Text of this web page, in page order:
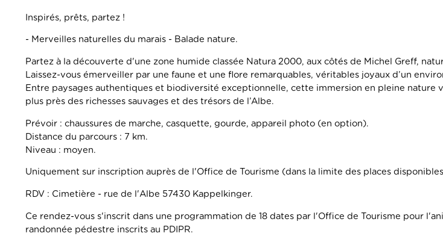
Inspirés, prêts, partez !
- Merveilles naturelles du marais - Balade nature.
Partez à la découverte d'une zone humide classée Natura 2000, aux côtés de Michel Greff,
Laissez-vous émerveiller par une faune et une flore remarquables, véritables joyaux d’un
Entre paysages authentiques et biodiversité exceptionnelle, cette immersion en pleine nature
plus près des richesses sauvages et des trésors de l’Albe.
Prévoir : chaussures de marche, casquette, gourde, appareil photo (en option).
Distance du parcours : 7 km.
Niveau : moyen.
Uniquement sur inscription auprès de l'Office de Tourisme (dans la limite des places
RDV : Cimetière - rue de l'Albe 57430 Kappelkinger.
Ce rendez-vous s'inscrit dans une programmation de 18 dates par l'Office de Tourisme pour
randonnée pédestre inscrits au PDIPR.